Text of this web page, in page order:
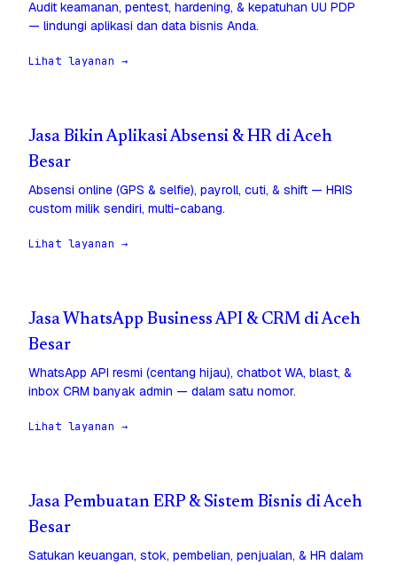
Audit keamanan, pentest, hardening, & kepatuhan UU PDP
— lindungi aplikasi dan data bisnis Anda.
Lihat layanan →
Jasa Bikin Aplikasi Absensi & HR di Aceh
Besar
Absensi online (GPS & selfie), payroll, cuti, & shift — HRIS
custom milik sendiri, multi-cabang.
Lihat layanan →
Jasa WhatsApp Business API & CRM di Aceh
Besar
WhatsApp API resmi (centang hijau), chatbot WA, blast, &
inbox CRM banyak admin — dalam satu nomor.
Lihat layanan →
Jasa Pembuatan ERP & Sistem Bisnis di Aceh
Besar
Satukan keuangan, stok, pembelian, penjualan, & HR dalam